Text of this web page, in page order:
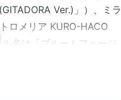
Ver.)」）、ミラ
ロメリア KURO-HACO
名は「ブルームフュージ
」という特殊な条件を